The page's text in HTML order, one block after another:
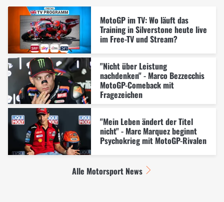
MotoGP im TV: Wo läuft das
Training in Silverstone heute live
im Free-TV und Stream?
"Nicht über Leistung
nachdenken" - Marco Bezzecchis
MotoGP-Comeback mit
Fragezeichen
"Mein Leben ändert der Titel
nicht" - Marc Marquez beginnt
Psychokrieg mit MotoGP-Rivalen
Alle Motorsport News